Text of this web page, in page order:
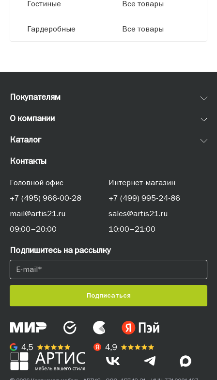
Гостиные
Гардеробные
Все товары
Все товары
Покупателям
О компании
Каталог
Контакты
Головной офис
+7 (495) 966-00-28
mail@artis21.ru
09:00–20:00
Интернет-магазин
+7 (499) 995-24-86
sales@artis21.ru
10:00–21:00
Подпишитесь на рассылку
Подписаться